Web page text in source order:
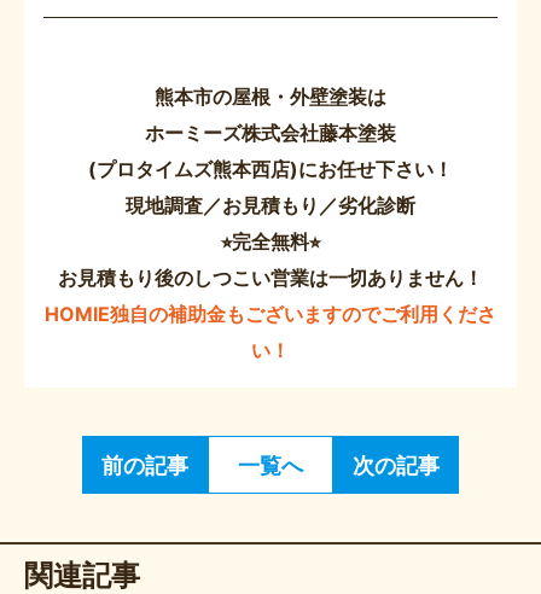
熊本市の屋根・外壁塗装は
ホーミーズ株式会社藤本塗装
(プロタイムズ熊本西店)にお任せ下さい！
現地調査／お見積もり／劣化診断
⭐︎完全無料⭐︎
お見積もり後のしつこい営業は一切ありません！
HOMIE独自の補助金もございますのでご利用くださ
い！
前の記事 一覧へ 次の記事
関連記事